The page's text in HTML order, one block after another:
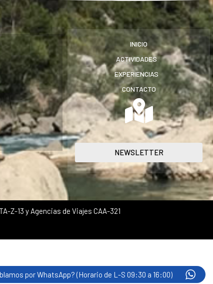
INICIO
ACTIVIDADES
EXPERIENCIAS
CONTACTO
NEWSLETTER
Z-13 y Agencias de Viajes CAA-321
por WhatsApp? (Horario de L-S 09:30 a 16:00)